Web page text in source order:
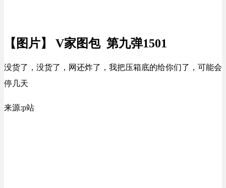
【图片】 V家图包 第九弹1501
没货了，没货了，网还炸了，我把压箱底的给你们了，可能会
停几天
来源:p站